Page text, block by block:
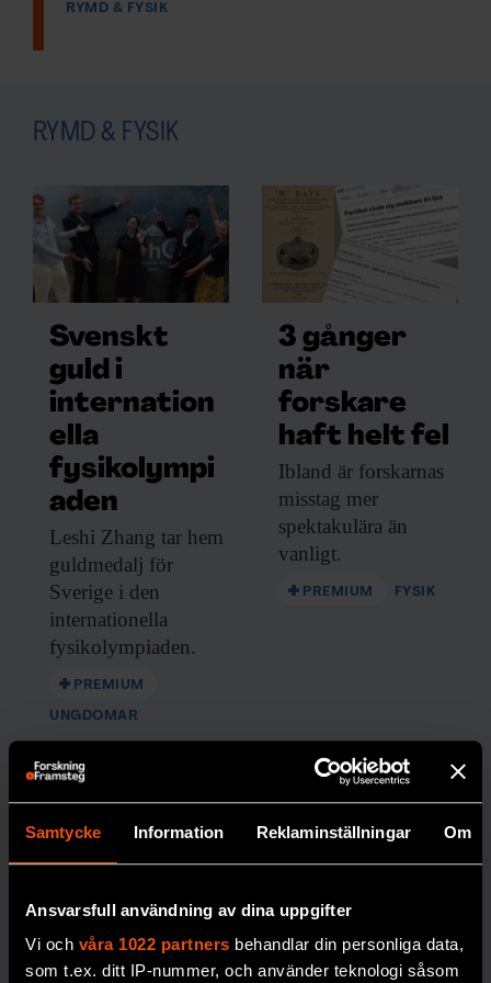
Samtycke Information Reklaminställningar Om
Ansvarsfull användning av dina uppgifter
Vi och våra 1022 partners behandlar din personliga data,
som t.ex. ditt IP-nummer, och använder teknologi såsom
KUNSKAP BASERAD PÅ VETENSKAP
Prenumerera på
Forskning & Framsteg!
Inlogg till E-tidning
Nyhetsbrev • Rabatt på våra
evenemang
RYMD & FYSIK
RYMD & FYSIK
Svenskt
guld i
internation
ella
fysikolympi
aden
Leshi Zhang tar hem
guldmedalj för
Sverige i den
internationella
fysikolympiaden.
PREMIUM
UNGDOMAR
3 gånger
när
forskare
haft helt fel
Ibland är forskarnas
misstag mer
spektakulära än
vanligt.
PREMIUM FYSIK
Så stöttas